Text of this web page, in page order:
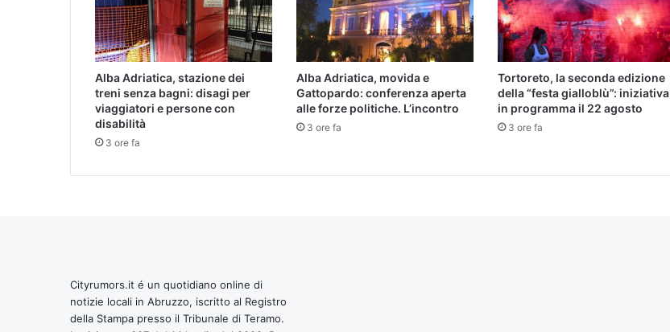
Alba Adriatica, stazione dei
treni senza bagni: disagi per
viaggiatori e persone con
disabilità
3 ore fa
Alba Adriatica, movida e
Gattopardo: conferenza aperta
alle forze politiche. L’incontro
3 ore fa
Tortoreto, la seconda edizione
della “festa gialloblù”: iniziativa
in programma il 22 agosto
3 ore fa
Cityrumors.it é un quotidiano online di
notizie locali in Abruzzo, iscritto al Registro
della Stampa presso il Tribunale di Teramo.